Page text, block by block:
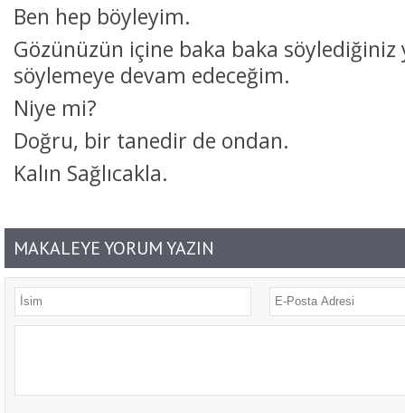
Ben hep böyleyim.
Gözünüzün içine baka baka söylediğiniz
söylemeye devam edeceğim.
Niye mi?
Doğru, bir tanedir de ondan.
Kalın Sağlıcakla.
MAKALEYE YORUM YAZIN